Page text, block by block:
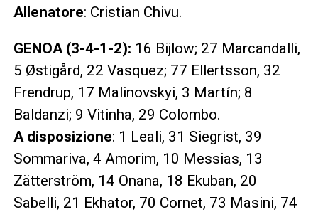
Allenatore: Cristian Chivu.
GENOA (3-4-1-2): 16 Bijlow; 27 Marcandalli,
5 Østigård, 22 Vasquez; 77 Ellertsson, 32
Frendrup, 17 Malinovskyi, 3 Martín; 8
Baldanzi; 9 Vitinha, 29 Colombo.
A disposizione: 1 Leali, 31 Siegrist, 39
Sommariva, 4 Amorim, 10 Messias, 13
Zätterström, 14 Onana, 18 Ekuban, 20
Sabelli, 21 Ekhator, 70 Cornet, 73 Masini, 74